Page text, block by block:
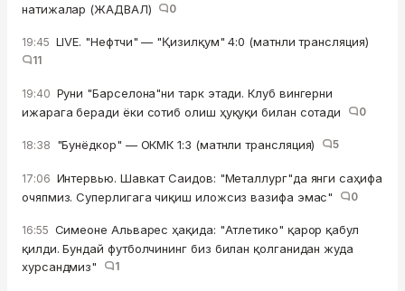
натижалар (ЖАДВАЛ)
0
19:45 LIVE. "Нефтчи" — "Қизилқум" 4:0 (матнли трансляция)
11
19:40 Руни "Барселона"ни тарк этади. Клуб вингерни
ижарага беради ёки сотиб олиш ҳуқуқи билан сотади
0
18:38 "Бунёдкор" — ОКМК 1:3 (матнли трансляция) 5
17:06 Интервью. Шавкат Саидов: "Металлург"да янги саҳифа
очяпмиз. Суперлигага чиқиш иложсиз вазифа эмас"
0
16:55 Симеоне Альварес ҳақида: "Атлетико" қарор қабул
қилди. Бундай футболчининг биз билан қолганидан жуда
хурсандмиз"
1